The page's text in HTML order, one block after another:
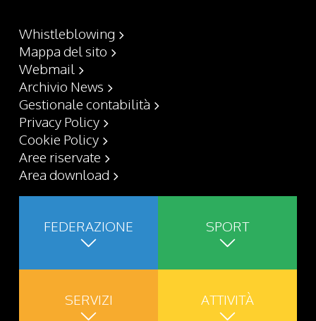
Whistleblowing
Mappa del sito
Webmail
Archivio News
Gestionale contabilità
Privacy Policy
Cookie Policy
Aree riservate
Area download
FEDERAZIONE SPORT
SERVIZI ATTIVITÀ